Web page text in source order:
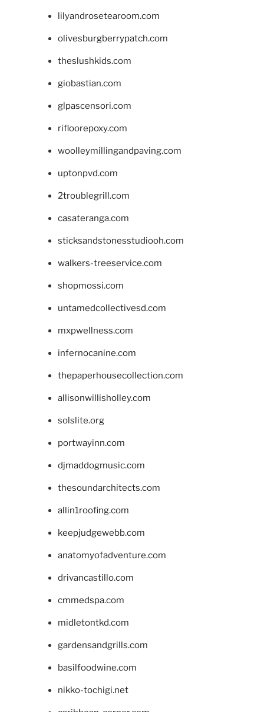
lilyandrosetearoom.com
olivesburgberrypatch.com
theslushkids.com
giobastian.com
glpascensori.com
rifloorepoxy.com
woolleymillingandpaving.com
uptonpvd.com
2troublegrill.com
casateranga.com
sticksandstonesstudiooh.com
walkers-treeservice.com
shopmossi.com
untamedcollectivesd.com
mxpwellness.com
infernocanine.com
thepaperhousecollection.com
allisonwillisholley.com
solslite.org
portwayinn.com
djmaddogmusic.com
thesoundarchitects.com
allin1roofing.com
keepjudgewebb.com
anatomyofadventure.com
drivancastillo.com
cmmedspa.com
midletontkd.com
gardensandgrills.com
basilfoodwine.com
nikko-tochigi.net